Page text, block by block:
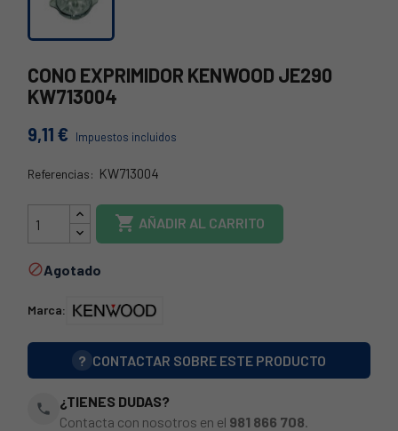
CONO EXPRIMIDOR KENWOOD JE290
KW713004
9,11 € Impuestos incluidos
Referencias: KW713004
49KW0001
 AÑADIR AL CARRITO
Agotado
Marca:
? CONTACTAR SOBRE ESTE PRODUCTO
phone
¿TIENES DUDAS?
Contacta con nosotros en el 981 866 708